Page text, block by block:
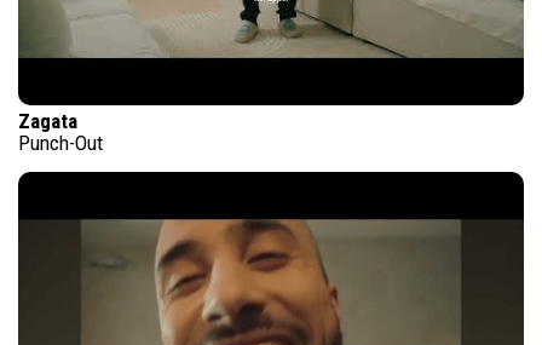
Zagata
Punch-Out